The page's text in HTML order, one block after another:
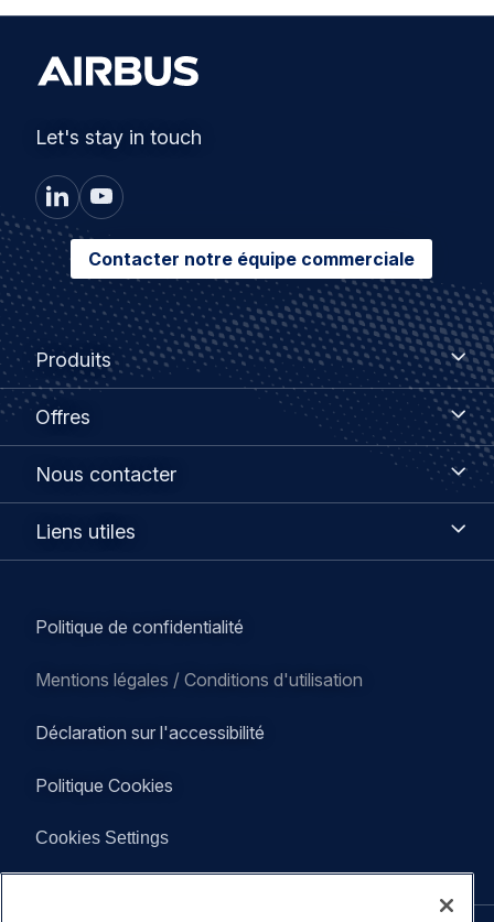
Let's stay in touch
Contacter notre équipe commerciale
Footer
menu
Produits
Produits
Offres
Offres
Nous contacter
Liens utiles
Legal
Politique de confidentialité
Mentions légales / Conditions d'utilisation
Déclaration sur l'accessibilité
Politique Cookies
Cookies Settings